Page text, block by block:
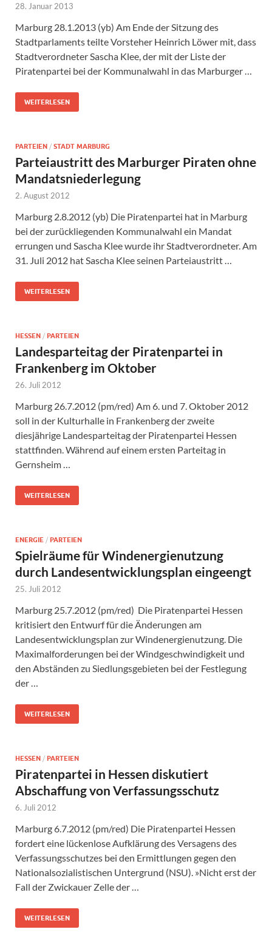
28. Januar 2013
Marburg 28.1.2013 (yb) Am Ende der Sitzung des
Stadtparlaments teilte Vorsteher Heinrich Löwer mit, dass
Stadtverordneter Sascha Klee, der mit der Liste der
Piratenpartei bei der Kommunalwahl in das Marburger …
WEITERLESEN
PARTEIEN / STADT MARBURG
Parteiaustritt des Marburger Piraten ohne
Mandatsniederlegung
2. August 2012
Marburg 2.8.2012 (yb) Die Piratenpartei hat in Marburg
bei der zurückliegenden Kommunalwahl ein Mandat
errungen und Sascha Klee wurde ihr Stadtverordneter. Am
31. Juli 2012 hat Sascha Klee seinen Parteiaustritt …
WEITERLESEN
HESSEN / PARTEIEN
Landesparteitag der Piratenpartei in
Frankenberg im Oktober
26. Juli 2012
Marburg 26.7.2012 (pm/red) Am 6. und 7. Oktober 2012
soll in der Kulturhalle in Frankenberg der zweite
diesjährige Landesparteitag der Piratenpartei Hessen
stattfinden. Während auf einem ersten Parteitag in
Gernsheim …
WEITERLESEN
ENERGIE / PARTEIEN
Spielräume für Windenergienutzung
durch Landesentwicklungsplan eingeengt
25. Juli 2012
Marburg 25.7.2012 (pm/red) Die Piratenpartei Hessen
kritisiert den Entwurf für die Änderungen am
Landesentwicklungsplan zur Windenergienutzung. Die
Maximalforderungen bei der Windgeschwindigkeit und
den Abständen zu Siedlungsgebieten bei der Festlegung
der …
WEITERLESEN
HESSEN / PARTEIEN
Piratenpartei in Hessen diskutiert
Abschaffung von Verfassungsschutz
6. Juli 2012
Marburg 6.7.2012 (pm/red) Die Piratenpartei Hessen
fordert eine lückenlose Aufklärung des Versagens des
Verfassungsschutzes bei den Ermittlungen gegen den
Nationalsozialistischen Untergrund (NSU). »Nicht erst der
Fall der Zwickauer Zelle der …
WEITERLESEN